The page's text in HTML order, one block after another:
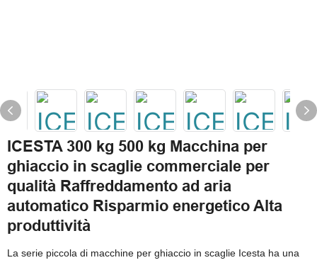
ICESTA 300 kg 500 kg Macchina per
ghiaccio in scaglie commerciale per
qualità Raffreddamento ad aria
automatico Risparmio energetico Alta
produttività
La serie piccola di macchine per ghiaccio in scaglie Icesta ha una